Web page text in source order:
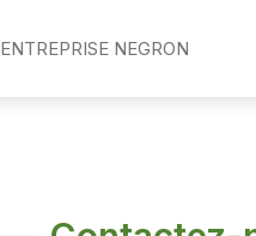
ENTREPRISE NEGRON